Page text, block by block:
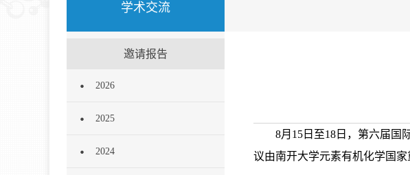
学术交流
邀请报告
2026
2025
2024
8月15日至18日，第六届国
议由南开大学元素有机化学国